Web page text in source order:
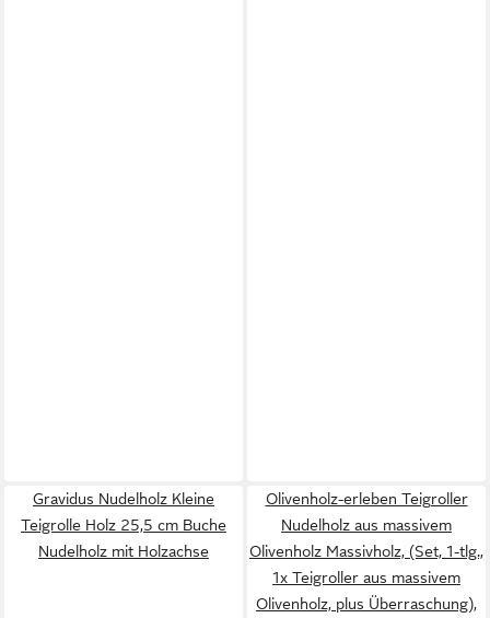
Gravidus Nudelholz Kleine
Teigrolle Holz 25,5 cm Buche
Nudelholz mit Holzachse
Olivenholz-erleben Teigroller
Nudelholz aus massivem
Olivenholz Massivholz, (Set, 1-tlg.,
1x Teigroller aus massivem
Olivenholz, plus Überraschung),